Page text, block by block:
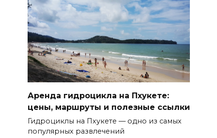
Аренда гидроцикла на Пхукете:
цены, маршруты и полезные ссылки
Гидроциклы на Пхукете — одно из самых
популярных развлечений